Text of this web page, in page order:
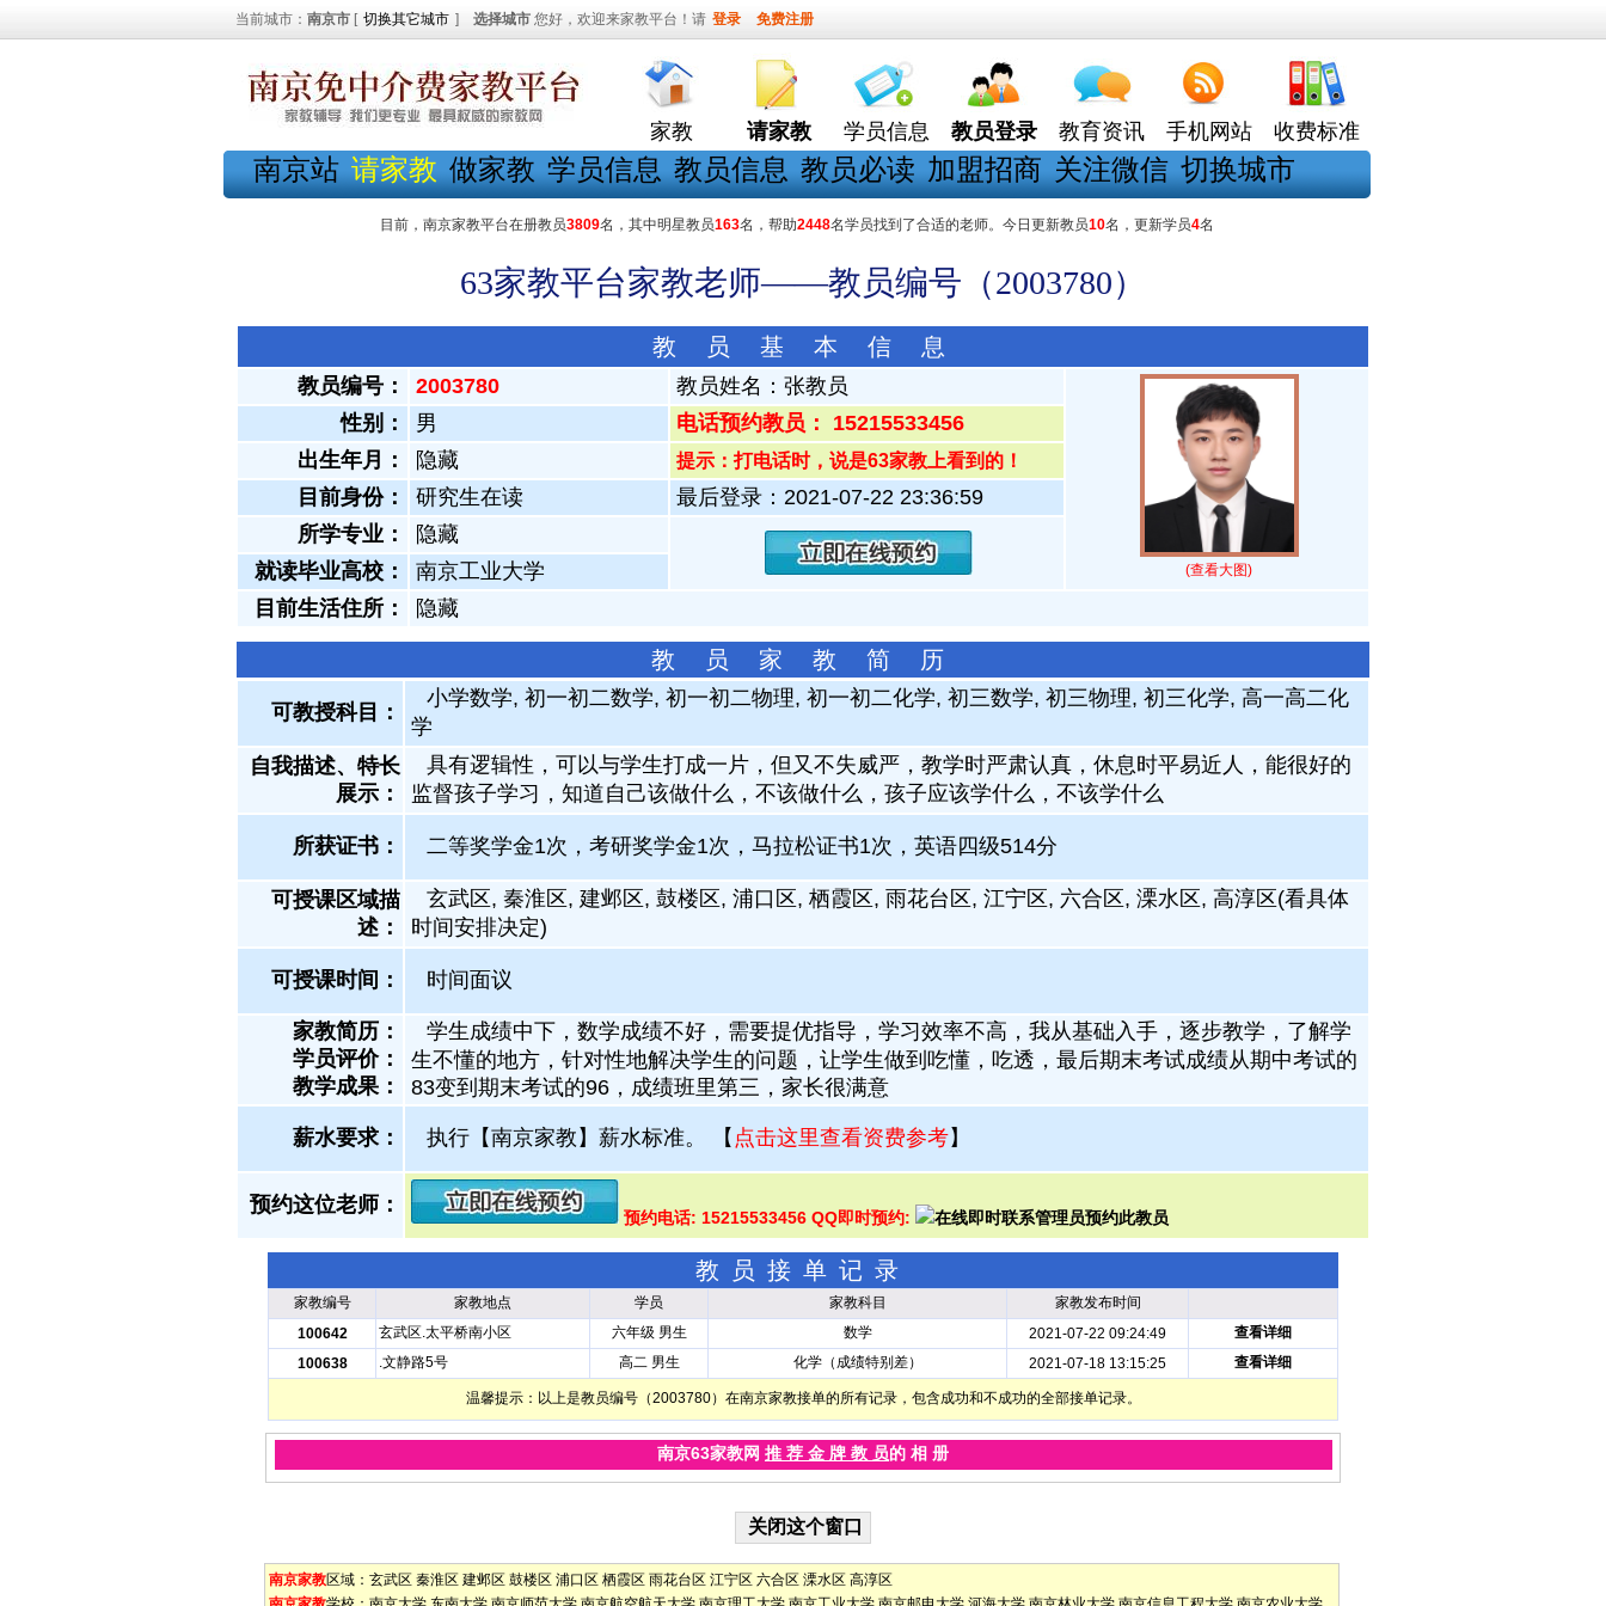
当前城市： 南京市 [ 切换其它城市 ] 选择城市 您好，欢迎来家教平台！请 登录 免费注册
家教 请家教 学员信息 教员登录 教育资讯 手机网站 收费标准
南京站 请家教 做家教 学员信息 教员信息 教员必读 加盟招商 关注微信 切换城市
目前，南京家教平台在册教员3809名，其中明星教员163名，帮助2448名学员找到了合适的老师。今日更新教员10名，更新学员4名
63家教平台家教老师——教员编号（2003780）
教 员 基 本 信 息
教员编号： 2003780 教员姓名： 张教员
(查看大图)
性别： 男
电话预约教员： 15215533456
出生年月：
隐藏 提示：打电话时，说是63家教上看到的！
目前身份： 研究生在读
最后登录：2021-07-22 23:36:59
所学专业：
隐藏
就读毕业高校：
南京工业大学
目前生活住所：
隐藏
教 员 家 教 简 历
可教授科目：
小学数学, 初一初二数学, 初一初二物理, 初一初二化学, 初三数学, 初三物理, 初三化学, 高一高二化
学
自我描述、特长
展示 ：
具有逻辑性，可以与学生打成一片，但又不失威严，教学时严肃认真，休息时平易近人，能很好的
监督孩子学习，知道自己该做什么，不该做什么，孩子应该学什么，不该学什么
所获证书 ： 二等奖学金1次，考研奖学金1次，马拉松证书1次，英语四级514分
可授课区域描
述：
玄武区, 秦淮区, 建邺区, 鼓楼区, 浦口区, 栖霞区, 雨花台区, 江宁区, 六合区, 溧水区, 高淳区(看具体
时间安排决定)
可授课时间： 时间面议
家教简历：
学员评价：
教学成果：
学生成绩中下，数学成绩不好，需要提优指导，学习效率不高，我从基础入手，逐步教学，了解学
生不懂的地方，针对性地解决学生的问题，让学生做到吃懂，吃透，最后期末考试成绩从期中考试的
83变到期末考试的96，成绩班里第三，家长很满意
薪水要求： 执行【南京家教】薪水标准。 【 点击这里查看资费参考】
预约这位老师：
预约电话: 15215533456 QQ即时预约:
教员接单记录
家教编号 家教地点 学员 家教科目
家教发布时间
100642
玄武区.太平桥南小区 六年级 男生 数学 2021-07-22 09:24:49
查看详细
100638
.文静路5号 高二 男生 化学（成绩特别差） 2021-07-18 13:15:25 查看详细
温馨提示：以上是教员编号（2003780）在南京家教接单的所有记录，包含成功和不成功的全部接单记录。
南京63家教网 推 荐 金 牌 教 员的 相 册
南京家教区域： 玄武区 秦淮区 建邺区 鼓楼区 浦口区 栖霞区 雨花台区 江宁区 六合区 溧水区 高淳区